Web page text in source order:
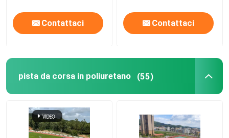
Contattaci Contattaci
pista da corsa in poliuretano (55)